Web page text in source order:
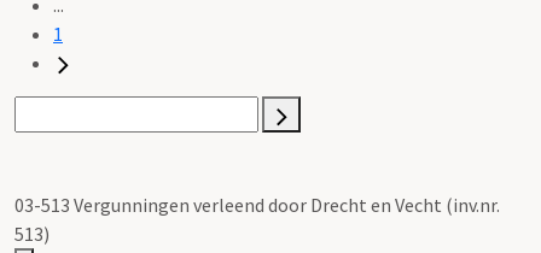
1
03-513 Vergunningen verleend door Drecht en Vecht (inv.nr.
513)